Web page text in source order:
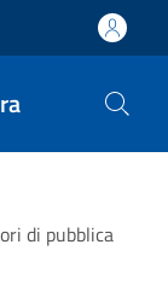
di pubblica